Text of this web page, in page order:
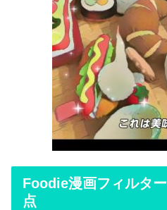
Foodie漫画フィルタ
点